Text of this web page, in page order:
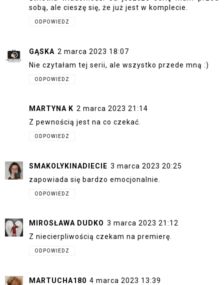
sobą, ale cieszę się, że już jest w komplecie.
ODPOWIEDZ
GĄSKA 2 marca 2023 18:07
Nie czytałam tej serii, ale wszystko przede mną :)
ODPOWIEDZ
MARTYNA K 2 marca 2023 21:14
Z pewnością jest na co czekać.
ODPOWIEDZ
SMAKOLYKINADIECIE 3 marca 2023 20:25
zapowiada się bardzo emocjonalnie.
ODPOWIEDZ
MIROSŁAWA DUDKO 3 marca 2023 21:12
Z niecierpliwością czekam na premierę.
ODPOWIEDZ
MARTUCHA180 4 marca 2023 13:39